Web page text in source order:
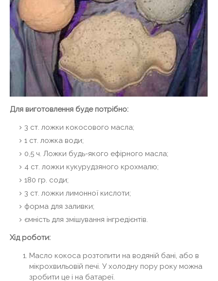
Для виготовлення буде потрібно:
3 ст. ложки кокосового масла;
1 ст. ложка води;
0,5 ч. Ложки будь-якого ефірного масла;
4 ст. ложки кукурудзяного крохмалю;
180 гр. соди;
3 ст. ложки лимонної кислоти;
форма для заливки;
ємність для змішування інгредієнтів.
Хід роботи:
Масло кокоса розтопити на водяній бані, або в
мікрохвильовій печі. У холодну пору року можна
зробити це і на батареї.